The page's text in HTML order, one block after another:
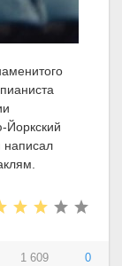
Йоркский
написал
1 609 0